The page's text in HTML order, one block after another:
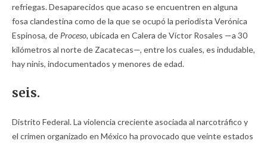
refriegas. Desaparecidos que acaso se encuentren en alguna
fosa clandestina como de la que se ocupó la periodista Verónica
Espinosa, de Proceso, ubicada en Calera de Víctor Rosales —a 30
kilómetros al norte de Zacatecas—, entre los cuales, es indudable,
hay ninis, indocumentados y menores de edad.
seis.
Distrito Federal. La violencia creciente asociada al narcotráfico y
el crimen organizado en México ha provocado que veinte estados